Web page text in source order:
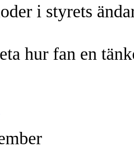
i styrets
hur fan en